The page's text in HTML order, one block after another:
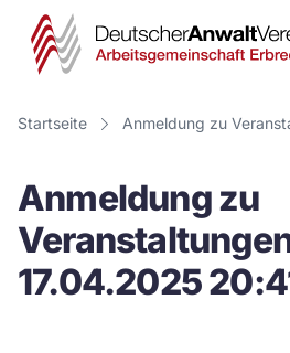
Startseite
Anmeldung zu
17.04.2025